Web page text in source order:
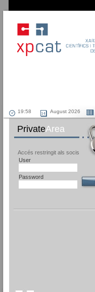
August 2026
PrivateArea
Accés restringit als socis
User
Password